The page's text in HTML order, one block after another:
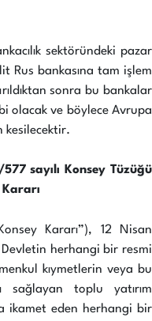
sektöründeki pazar
Rus bankasına tam işlem
sonra bu bankalar
olacak ve böylece Avrupa
kesilecektir.
sayılı Konsey Tüzüğü
Kararı”), 12 Nisan
herhangi bir resmi
kıymetlerin veya bu
sağlayan toplu yatırım
ikamet eden herhangi bir